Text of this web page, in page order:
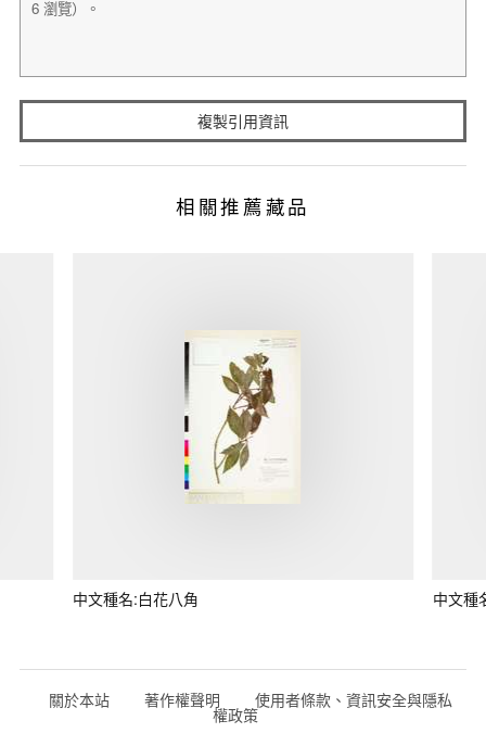
複製引用資訊
相關推薦藏品
中文種名:白花八角 中文種
關於本站 著作權聲明 使用者條款、資訊安全與隱私
權政策